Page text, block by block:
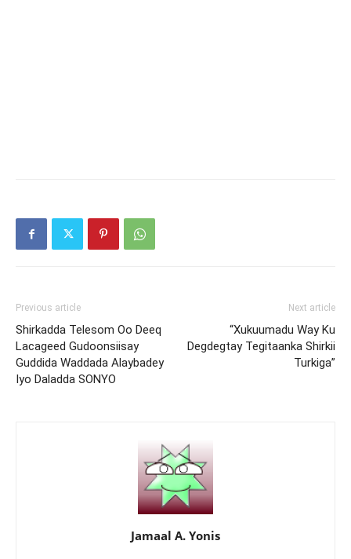
Previous article
Shirkadda Telesom Oo Deeq
Lacageed Gudoonsiisay
Guddida Waddada Alaybadey
Iyo Daladda SONYO
Next article
“Xukuumadu Way Ku
Degdegtay Tegitaanka Shirkii
Turkiga”
Jamaal A. Yonis